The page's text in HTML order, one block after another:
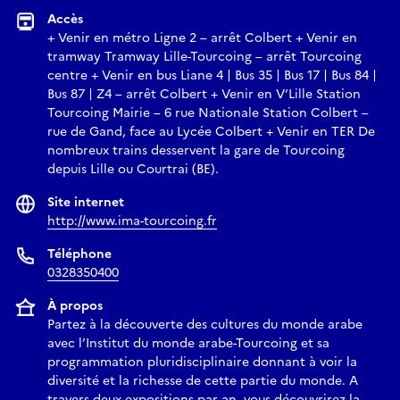
que le regard pressé ne saurait voir, ce qu’Henri Cartier
Bresson, qu’il admire, appelait « l’instant décisif ». Quand un
ouvrier passe dans le cadre, il fera partie de la composition.
Son regard nous permet de revisiter notre monde
contemporain à l’échelle des hommes, qui apparaissent et
humanisent les architectures.
Serge Najjar est dans la lignée des artistes photographes
marques attestant d’une intention artistique. De sorte que
ses photographies ne sont jamais un calque de la réalité mais
son exact inverse.
prennent une dimension symbolique, politique. Entre
construction, destruction et reconstruction, le Liban n’a de
cesse de se réinventer après chaque blessure. Les immeubles
de Najjar racontent aussi un pays qui continuellement se
Accès
+ Venir en métro Ligne 2 – arrêt Colbert + Venir en
tramway Tramway Lille-Tourcoing – arrêt Tourcoing
centre + Venir en bus Liane 4 | Bus 35 | Bus 17 | Bus 84 |
Bus 87 | Z4 – arrêt Colbert + Venir en V’Lille Station
Tourcoing Mairie – 6 rue Nationale Station Colbert –
rue de Gand, face au Lycée Colbert + Venir en TER De
nombreux trains desservent la gare de Tourcoing
depuis Lille ou Courtrai (BE).
Site internet
http://www.ima-tourcoing.fr
Téléphone
0328350400
À propos
Partez à la découverte des cultures du monde arabe
avec l’Institut du monde arabe-Tourcoing et sa
programmation pluridisciplinaire donnant à voir la
diversité et la richesse de cette partie du monde. A